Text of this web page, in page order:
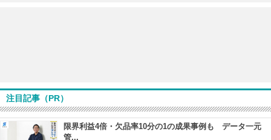
注目記事（PR）
限界利益4倍・欠品率10分の1の成果事例も データ一元
管...